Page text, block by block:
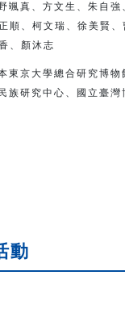
颯真、方文生、朱自
順、柯文瑞、徐美賢
、顏沐志
本東京大學總合研究博
族研究中心、國立臺
動